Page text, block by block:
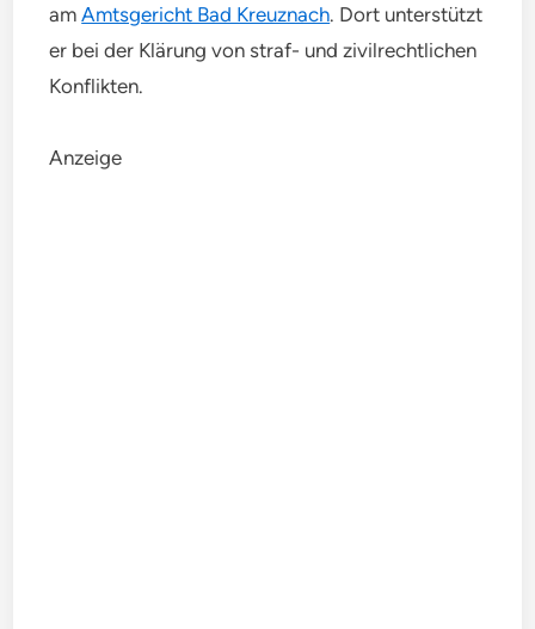
amAmtsgericht Bad Kreuznach. Dort unterstützt
er bei der Klärung von straf- und zivilrechtlichen
Konflikten.
Anzeige